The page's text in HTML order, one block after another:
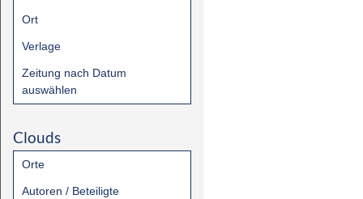
Ort
Verlage
Zeitung nach Datum
auswählen
Clouds
Orte
Autoren / Beteiligte